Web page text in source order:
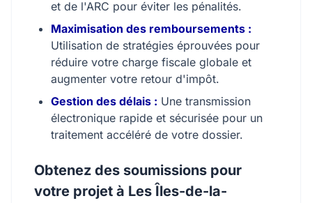
et de l'ARC pour éviter les pénalités.
Maximisation des remboursements :
Utilisation de stratégies éprouvées pour
réduire votre charge fiscale globale et
augmenter votre retour d'impôt.
Gestion des délais : Une transmission
électronique rapide et sécurisée pour un
traitement accéléré de votre dossier.
Obtenez des soumissions pour
votre projet à Les Îles-de-la-